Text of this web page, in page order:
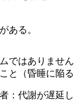
ある。
（昏睡に陥る
代謝が遅延
ではありません